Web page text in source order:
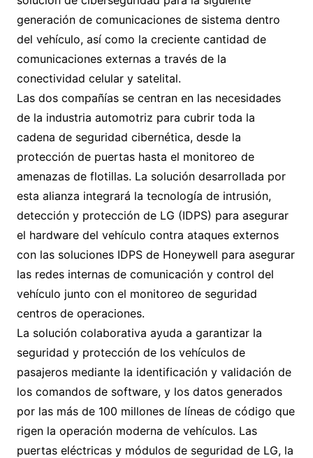
generación de comunicaciones de sistema dentro
del vehículo, así como la creciente cantidad de
comunicaciones externas a través de la
conectividad celular y satelital.
Las dos compañías se centran en las necesidades
de la industria automotriz para cubrir toda la
cadena de seguridad cibernética, desde la
protección de puertas hasta el monitoreo de
amenazas de flotillas. La solución desarrollada por
esta alianza integrará la tecnología de intrusión,
detección y protección de LG (IDPS) para asegurar
el hardware del vehículo contra ataques externos
con las soluciones IDPS de Honeywell para asegurar
las redes internas de comunicación y control del
vehículo junto con el monitoreo de seguridad
centros de operaciones.
La solución colaborativa ayuda a garantizar la
seguridad y protección de los vehículos de
pasajeros mediante la identificación y validación de
los comandos de software, y los datos generados
por las más de 100 millones de líneas de código que
rigen la operación moderna de vehículos. Las
puertas eléctricas y módulos de seguridad de LG, la